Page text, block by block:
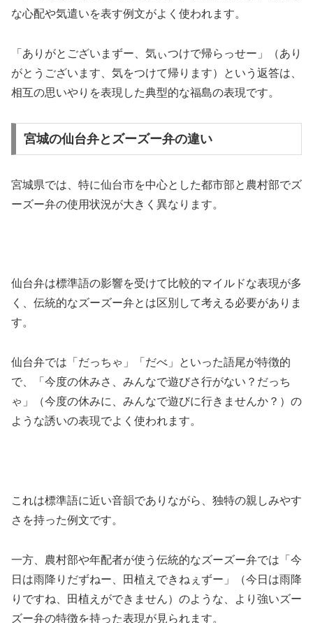
な心配や気遣いを表す例文がよく使われます。
「ありがとございまずー、気ぃつけで帰らっせー」（あり
がとうございます、気をつけて帰ります）という返答は、
相互の思いやりを表現した典型的な福島の表現です。
宮城の仙台弁とズーズー弁の違い
宮城県では、特に仙台市を中心とした都市部と農村部でズ
ーズー弁の使用状況が大きく異なります。
仙台弁は標準語の影響を受けて比較的マイルドな表現が多
く、伝統的なズーズー弁とは区別して考える必要がありま
す。
仙台弁では「だっちゃ」「だべ」といった語尾が特徴的
で、「今度の休みさ、みんなで遊びさ行がない？だっち
ゃ」（今度の休みに、みんなで遊びに行きませんか？）の
ような誘いの表現でよく使われます。
これは標準語に近い音韻でありながら、独特の親しみやす
さを持った例文です。
一方、農村部や年配者が使う伝統的なズーズー弁では「今
日は雨降りだずねー、田植えできねぇずー」（今日は雨降
りですね、田植えができません）のような、より強いズー
ズー弁の特徴を持った表現が見られます。